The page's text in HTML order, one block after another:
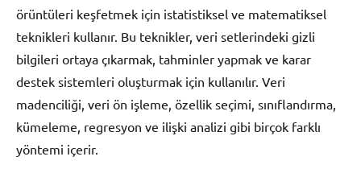
örüntüleri keşfetmek için istatistiksel ve matematiksel
teknikleri kullanır. Bu teknikler, veri setlerindeki gizli
bilgileri ortaya çıkarmak, tahminler yapmak ve karar
destek sistemleri oluşturmak için kullanılır. Veri
madenciliği, veri ön işleme, özellik seçimi, sınıflandırma,
kümeleme, regresyon ve ilişki analizi gibi birçok farklı
yöntemi içerir.